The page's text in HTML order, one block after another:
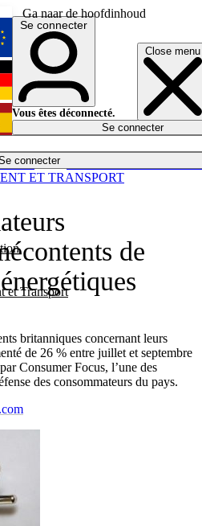
Ga naar de hoofdinhoud
Close menu
connecter
et Transport
English
Deutsch
Español
Se connecter
Vous êtes déconnecté.
Se connecter
de
britanniques concernant leurs
de 26 % entre juillet et septembre
Consumer Focus, l’une des
des consommateurs du pays.
ET TRANSPORT